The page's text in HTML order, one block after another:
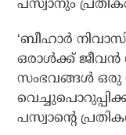
പസ്വാനും
‘ബീഹാര്‍
ഒരാള്‍ക്ക് ജീവന്‍
സംഭവങ്ങള്‍ ഒരു
പസ്വാന്റെ